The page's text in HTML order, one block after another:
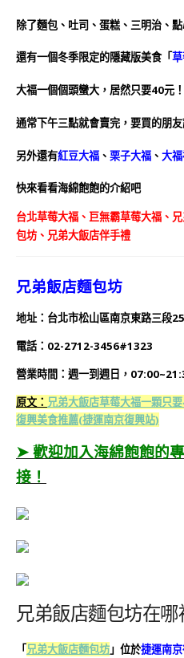
除了麵包、吐司、蛋糕、三明治、
還有一個冬季限定的隱藏版美食「
大福一個個頭蠻大，居然只要40元
通常下午三點就會賣完，要買的朋
另外還有紅豆大福 、 栗子大福 、 大
快來看看海綿飽飽的介紹吧
台北草莓大福、巨無霸草莓大福、
包坊、兄弟大飯店伴手禮
兄弟飯店麵包坊
地址：台北市松山區南京東路三段
電話：02-2712-3456#1323
營業時間：週一到週日，
原文： 兄弟大飯店草莓大福一顆只
復興美食推薦(捷運南京復興站)
➤ 歡迎加入海綿飽飽的
接！
兄弟飯店麵包坊在哪
「兄弟大飯店麵包坊」位於捷運南